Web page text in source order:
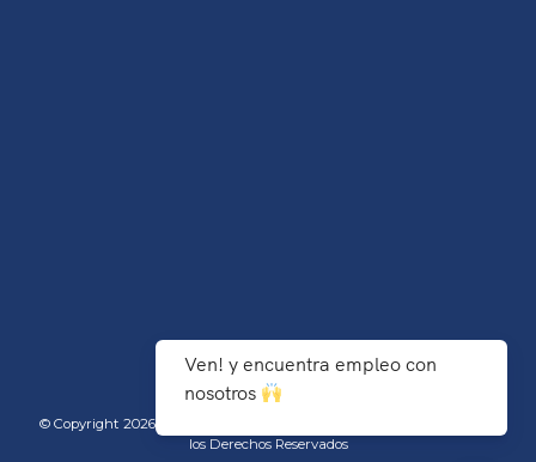
Ven! y encuentra empleo con
nosotros
© Copyright 2026 TecNM/Instituto Tecnológico de Agua Prieta - Todos
los Derechos Reservados